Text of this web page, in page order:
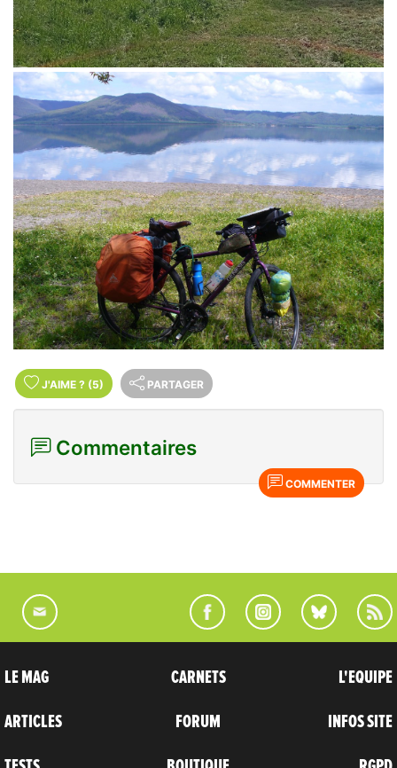
J'AIME ? (5) PARTAGER
Commentaires
COMMENTER
LE MAG
ARTICLES
CARNETS
FORUM
L'EQUIPE
INFOS SITE